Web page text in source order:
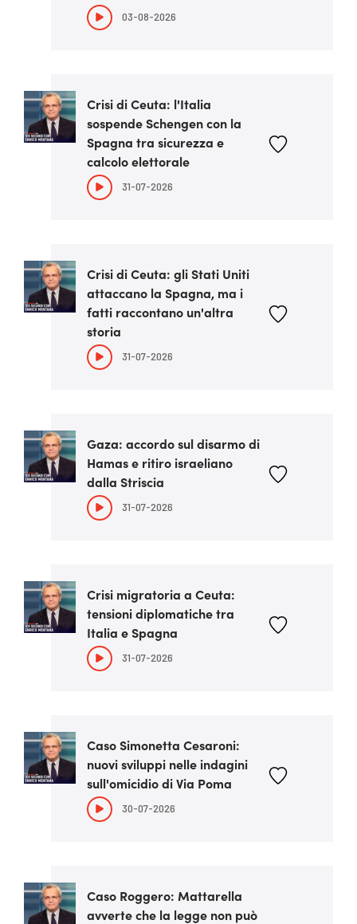
03-08-2026
Crisi di Ceuta: l'Italia
sospende Schengen con la
Spagna tra sicurezza e
calcolo elettorale
31-07-2026
Crisi di Ceuta: gli Stati Uniti
attaccano la Spagna, ma i
fatti raccontano un'altra
storia
31-07-2026
Gaza: accordo sul disarmo di
Hamas e ritiro israeliano
dalla Striscia
31-07-2026
Crisi migratoria a Ceuta:
tensioni diplomatiche tra
Italia e Spagna
31-07-2026
Caso Simonetta Cesaroni:
nuovi sviluppi nelle indagini
sull'omicidio di Via Poma
30-07-2026
Caso Roggero: Mattarella
avverte che la legge non può